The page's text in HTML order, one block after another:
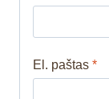
El. paštas *